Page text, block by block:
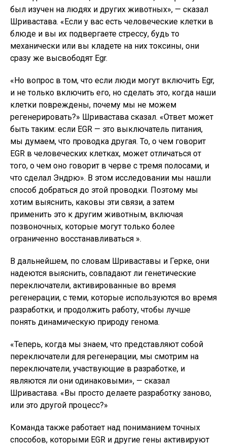
был изучен на людях и других животных», — сказал
Шривастава. «Если у вас есть человеческие клетки в
блюде и вы их подвергаете стрессу, будь то
механически или вы кладете на них токсины, они
сразу же высвободят Egr.
«Но вопрос в том, что если люди могут включить Egr,
и не только включить его, но сделать это, когда наши
клетки повреждены, почему мы не можем
регенерировать?» Шривастава сказал. «Ответ может
быть таким: если EGR — это выключатель питания,
мы думаем, что проводка другая. То, о чем говорит
EGR в человеческих клетках, может отличаться от
того, о чем оно говорит в черве с тремя полосами, и
что сделал Эндрю». В этом исследовании мы нашли
способ добраться до этой проводки. Поэтому мы
хотим выяснить, каковы эти связи, а затем
применить это к другим животным, включая
позвоночных, которые могут только более
ограниченно восстанавливаться ».
В дальнейшем, по словам Шриваставы и Герке, они
надеются выяснить, совпадают ли генетические
переключатели, активированные во время
регенерации, с теми, которые используются во время
разработки, и продолжить работу, чтобы лучше
понять динамическую природу генома.
«Теперь, когда мы знаем, что представляют собой
переключатели для регенерации, мы смотрим на
переключатели, участвующие в разработке, и
являются ли они одинаковыми», — сказал
Шривастава. «Вы просто делаете разработку заново,
или это другой процесс?»
Команда также работает над пониманием точных
способов, которыми EGR и другие гены активируют